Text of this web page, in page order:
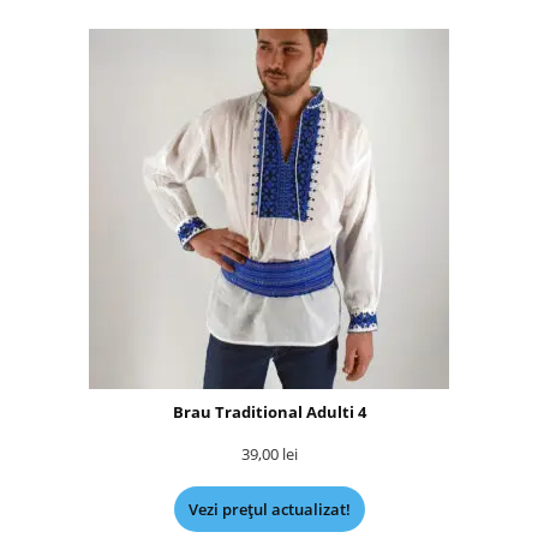
Brau Traditional Adulti 4
39,00 lei
Vezi prețul actualizat!